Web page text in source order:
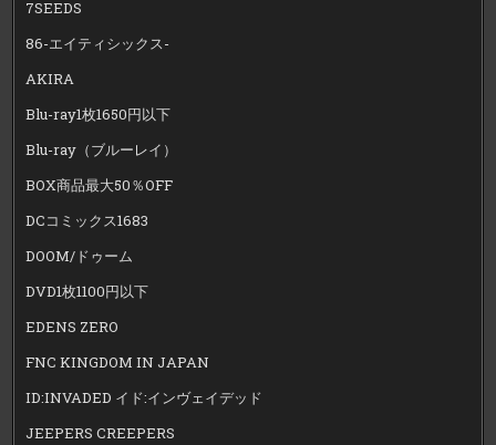
7SEEDS
86-エイティシックス-
AKIRA
Blu-ray1枚1650円以下
Blu-ray（ブルーレイ）
BOX商品最大50％OFF
DCコミックス1683
DOOM/ドゥーム
DVD1枚1100円以下
EDENS ZERO
FNC KINGDOM IN JAPAN
ID:INVADED イド:インヴェイデッド
JEEPERS CREEPERS